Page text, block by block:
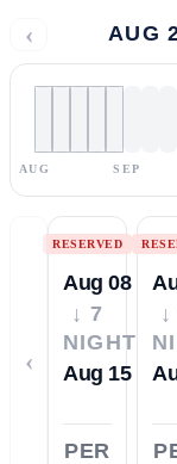
‹ AUG
AUG SEP
‹
RESERVED
Aug 08
↓ 7
NIGHTS
Aug 15
PER